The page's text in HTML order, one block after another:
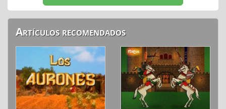
Artículos recomendados